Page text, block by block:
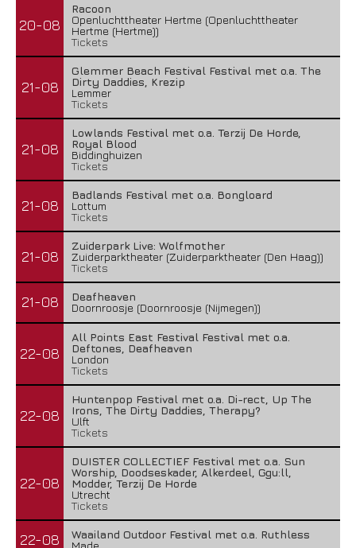
20-08
Racoon
Openluchttheater Hertme (Openluchttheater
Hertme (Hertme))
Tickets
21-08
Glemmer Beach Festival Festival met o.a. The
Dirty Daddies, Krezip
Lemmer
Tickets
21-08
Lowlands Festival met o.a. Terzij De Horde,
Royal Blood
Biddinghuizen
Tickets
21-08
Badlands Festival met o.a. Bongloard
Lottum
Tickets
21-08
Zuiderpark Live: Wolfmother
Zuiderparktheater (Zuiderparktheater (Den Haag))
Tickets
21-08
Deafheaven
Doornroosje (Doornroosje (Nijmegen))
22-08
All Points East Festival Festival met o.a.
Deftones, Deafheaven
London
Tickets
22-08
Huntenpop Festival met o.a. Di-rect, Up The
Irons, The Dirty Daddies, Therapy?
Ulft
Tickets
22-08
DUISTER COLLECTIEF Festival met o.a. Sun
Worship, Doodseskader, Alkerdeel, Ggu:ll,
Modder, Terzij De Horde
Utrecht
Tickets
22-08
Waailand Outdoor Festival met o.a. Ruthless
Made